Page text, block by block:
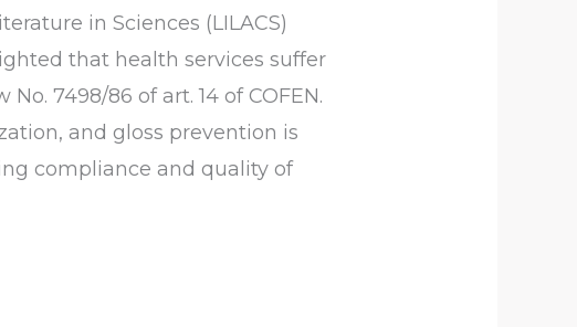
in Sciences (LILACS)
that health services suffer
7498/86 of art. 14 of COFEN.
and gloss prevention is
compliance and quality of